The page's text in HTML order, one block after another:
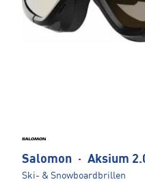
Salomon · Aksium
Ski- & Snowboardbrillen